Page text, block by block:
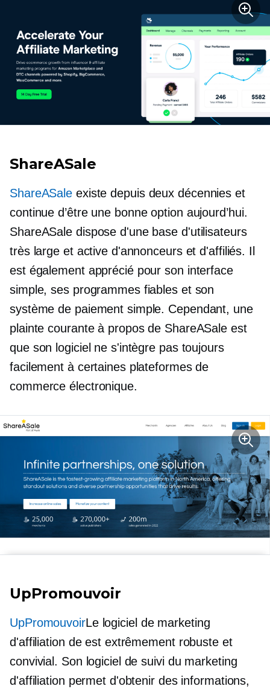
ShareASale
ShareASale existe depuis deux décennies et
continue d’être une bonne option aujourd’hui.
ShareASale dispose d'une base d'utilisateurs
très large et active d'annonceurs et d'affiliés. Il
est également apprécié pour son interface
simple, ses programmes fiables et son
système de paiement simple. Cependant, une
plainte courante à propos de ShareASale est
que son logiciel ne s'intègre pas toujours
facilement à certaines plateformes de
commerce électronique.
UpPromouvoir
UpPromouvoirLe logiciel de marketing
d'affiliation de est extrêmement robuste et
convivial. Son logiciel de suivi du marketing
d'affiliation permet d'obtenir des informations,